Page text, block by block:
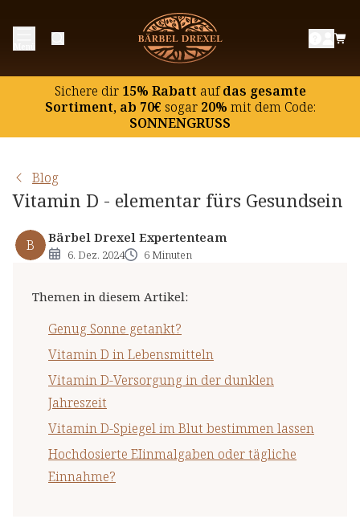
Sichere dir15% Rabatt aufdas gesamte
Sortiment, ab 70€ sogar20% mit dem Code:
SONNENGRUSS
Blog
Vitamin D - elementar fürs Gesundsein
B Bärbel Drexel Expertenteam
6. Dez. 2024 6 Minuten
Themen in diesem Artikel:
Genug Sonne getankt?
Vitamin D in Lebensmitteln
Vitamin D-Versorgung in der dunklen
Jahreszeit
Vitamin D-Spiegel im Blut bestimmen lassen
Hochdosierte EIinmalgaben oder tägliche
Einnahme?
Genug Sonne getankt?
Vitamin D in Lebensmitteln
Vitamin D-Versorgung in der dunklen Jahreszeit
Vitamin D-Spiegel im Blut bestimmen lassen
Hochdosierte EIinmalgaben oder tägliche